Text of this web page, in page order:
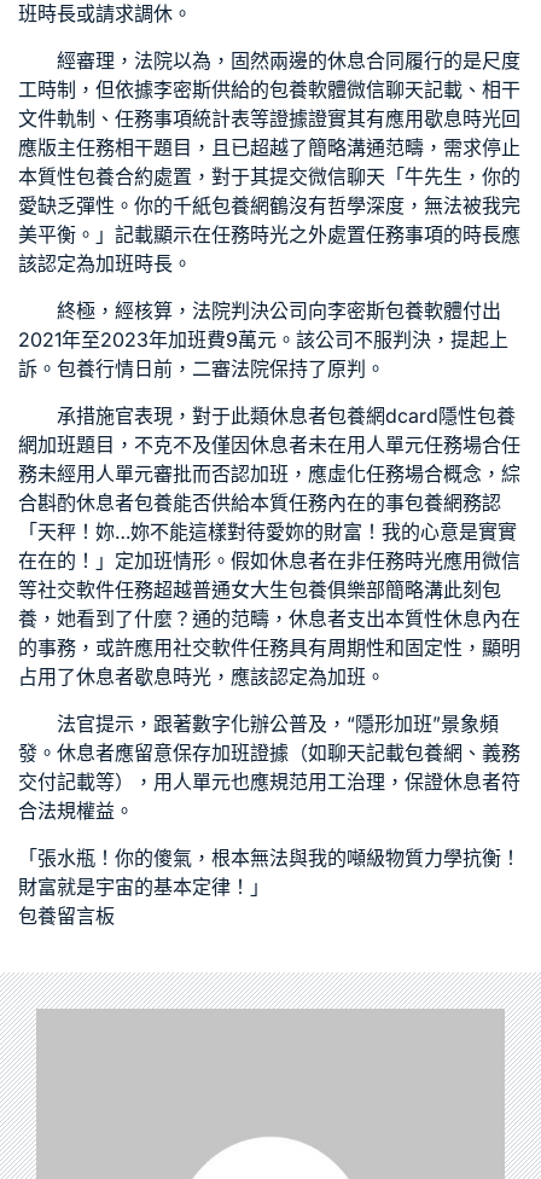
班時長或請求調休。
經審理，法院以為，固然兩邊的休息合同履行的是尺度
工時制，但依據李密斯供給的包養軟體微信聊天記載、相干
文件軌制、任務事項統計表等證據證實其有應用歇息時光回
應版主任務相干題目，且已超越了簡略溝通范疇，需求停止
本質性包養合約處置，對于其提交微信聊天「牛先生，你的
愛缺乏彈性。你的千紙包養網鶴沒有哲學深度，無法被我完
美平衡。」記載顯示在任務時光之外處置任務事項的時長應
該認定為加班時長。
終極，經核算，法院判決公司向李密斯包養軟體付出
2021年至2023年加班費9萬元。該公司不服判決，提起上
訴。 包養行情 日前，二審法院保持了原判。
承措施官表現，對于此類休息者包養網dcard隱性包養
網加班題目，不克不及僅因休息者未在用人單元任務場合任
務未經用人單元審批而否認加班，應虛化任務場合概念，綜
合斟酌休息者包養能否供給本質任務內在的事包養網務認
「天秤！妳…妳不能這樣對待愛妳的財富！我的心意是實實
在在的！」定加班情形。假如休息者在非任務時光應用微信
等社交軟件任務超越普通女大生包養俱樂部簡略溝此刻 包
養 ，她看到了什麼？通的范疇，休息者支出本質性休息內在
的事務，或許應用社交軟件任務具有周期性和固定性，顯明
占用了休息者歇息時光，應該認定為加班。
法官提示，跟著數字化辦公普及，“隱形加班”景象頻
發。休息者應留意保存加班證據（如聊天記載包養網 、義務
交付記載等），用人單元也應規范用工治理，保證休息者符
合法規權益。
「張水瓶！你的傻氣，根本無法與我的噸級物質力學抗衡！
財富就是宇宙的基本定律！」
包養留言板